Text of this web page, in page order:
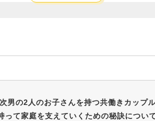
男の2人のお子さんを持つ共働きカップ
て家庭を支えていくための秘訣につい